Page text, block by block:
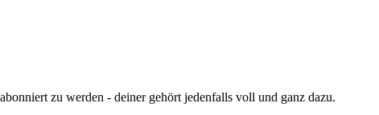
zu werden - deiner gehört jedenfalls voll und ganz dazu.